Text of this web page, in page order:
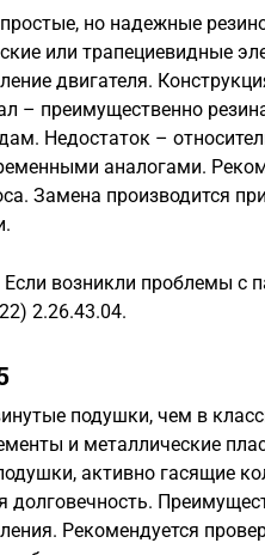
но надежные
или трапециевидные
двигателя.
– преимущественно
Недостаток –
аналогами.
Замена производится
возникли проблемы с
2.26.43.04.
подушки, чем в
и металлические
активно гасящие
долговечность.
Рекомендуется